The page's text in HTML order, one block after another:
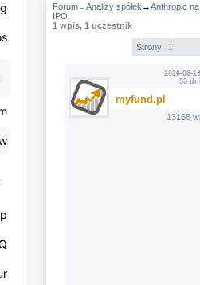
Forum→Analizy spółek →Anthropic
IPO
1 wpis, 1 uczestnik
Strony: 1
2026-06-
55
myfund.pl
13168